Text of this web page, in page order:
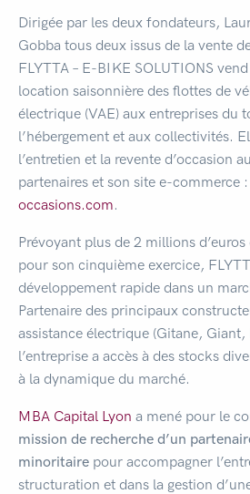
Dirigée par les deux fondateurs,
Gobba tous deux issus de la vente
FLYTTA – E-BIKE SOLUTIONS
location saisonnière des flottes de
électrique (VAE) aux entreprises du
l’hébergement et aux collectivités.
l’entretien et la revente d’occasion
partenaires et son site e-commerce :
occasions.com.
Prévoyant plus de 2 millions d’euros
pour son cinquième exercice,
développement rapide dans un
Partenaire des principaux
assistance électrique (Gitane, Giant,
l’entreprise a accès à des stocks
à la dynamique du marché.
MBA Capital Lyon a mené pour le
mission de recherche d’un
minoritaire pour accompagner
structuration et dans la gestion